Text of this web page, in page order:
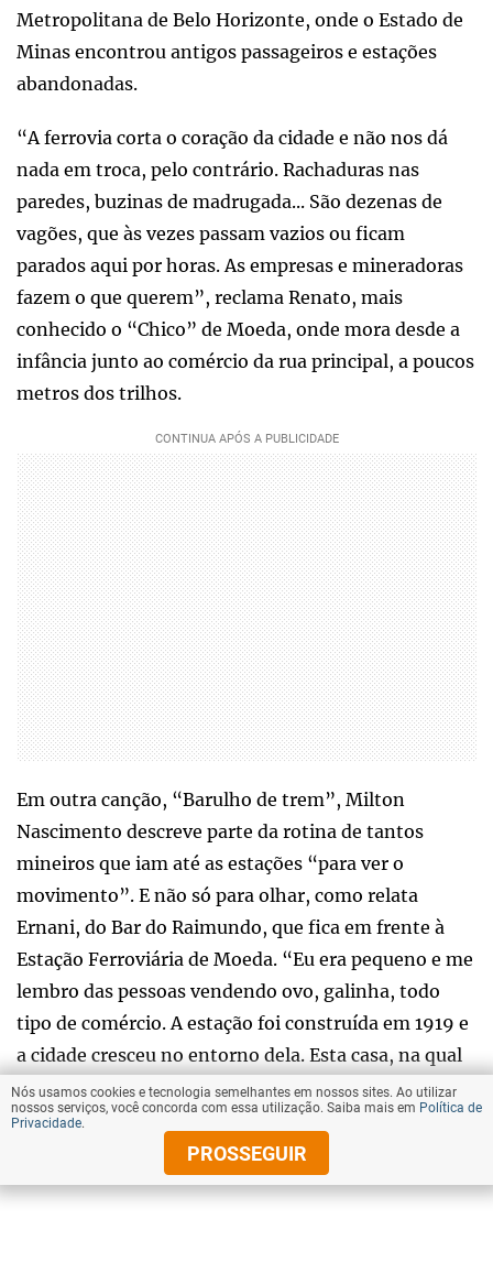
Metropolitana de Belo Horizonte, onde o Estado de
Minas encontrou antigos passageiros e estações
abandonadas.
“A ferrovia corta o coração da cidade e não nos dá
nada em troca, pelo contrário. Rachaduras nas
paredes, buzinas de madrugada... São dezenas de
vagões, que às vezes passam vazios ou ficam
parados aqui por horas. As empresas e mineradoras
fazem o que querem”, reclama Renato, mais
conhecido o “Chico” de Moeda, onde mora desde a
infância junto ao comércio da rua principal, a poucos
metros dos trilhos.
Em outra canção, “Barulho de trem”, Milton
Nascimento descreve parte da rotina de tantos
mineiros que iam até as estações “para ver o
movimento”. E não só para olhar, como relata
Ernani, do Bar do Raimundo, que fica em frente à
Estação Ferroviária de Moeda. “Eu era pequeno e me
lembro das pessoas vendendo ovo, galinha, todo
tipo de comércio. A estação foi construída em 1919 e
a cidade cresceu no entorno dela. Esta casa, na qual
o bar está desde 1949, é da década de 1920, assim
como outras da rua”, descreve.
O grande prédio da antiga estação, que completa 105
Nós usamos cookies e tecnologia semelhantes em nossos sites. Ao utilizar
nossos serviços, você concorda com essa utilização. Saiba mais em Política de
Privacidade.
PROSSEGUIR